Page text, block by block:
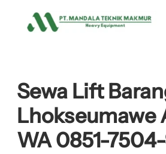
Sewa Lift
Lhokseumawe
WA 0851-